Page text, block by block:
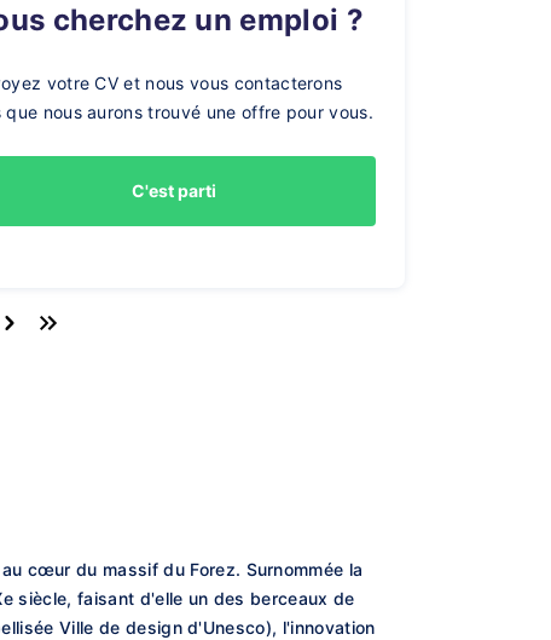
cherchez un emploi ?
votre CV et nous vous contacterons
que nous aurons trouvé une offre pour vous.
C'est parti
cœur du massif du Forez. Surnommée la
siècle, faisant d'elle un des berceaux de
Ville de design d'Unesco), l'innovation